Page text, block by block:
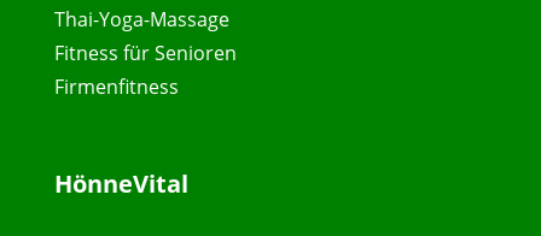
Thai-Yoga-Massage
Fitness für Senioren
Firmenfitness
HönneVital